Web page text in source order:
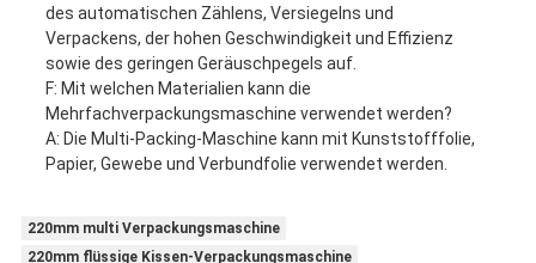
des automatischen Zählens, Versiegelns und
Verpackens, der hohen Geschwindigkeit und Effizienz
sowie des geringen Geräuschpegels auf.
F: Mit welchen Materialien kann die
Mehrfachverpackungsmaschine verwendet werden?
A: Die Multi-Packing-Maschine kann mit Kunststofffolie,
Papier, Gewebe und Verbundfolie verwendet werden.
220mm multi Verpackungsmaschine
220mm flüssige Kissen-Verpackungsmaschine